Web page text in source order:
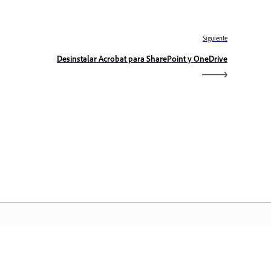
Siguiente
Desinstalar Acrobat para SharePoint y OneDrive